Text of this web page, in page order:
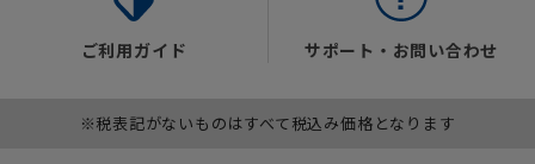
ご利用ガイド サポート・お問い合わせ
※税表記がないものはすべて税込み価格となります